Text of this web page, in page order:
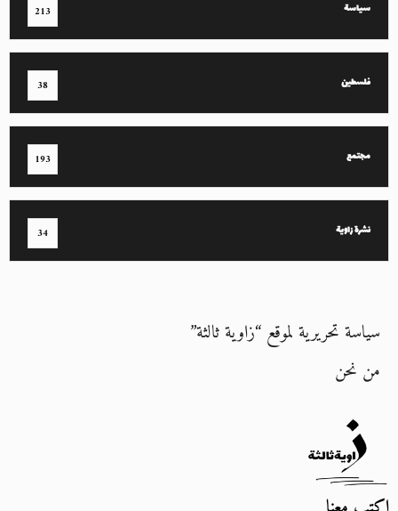
سياسة 213
فلسطين 38
مجتمع 193
نشرة زاوية 34
سياسة تحريرية لموقع “زاوية ثالثة”
من نحن